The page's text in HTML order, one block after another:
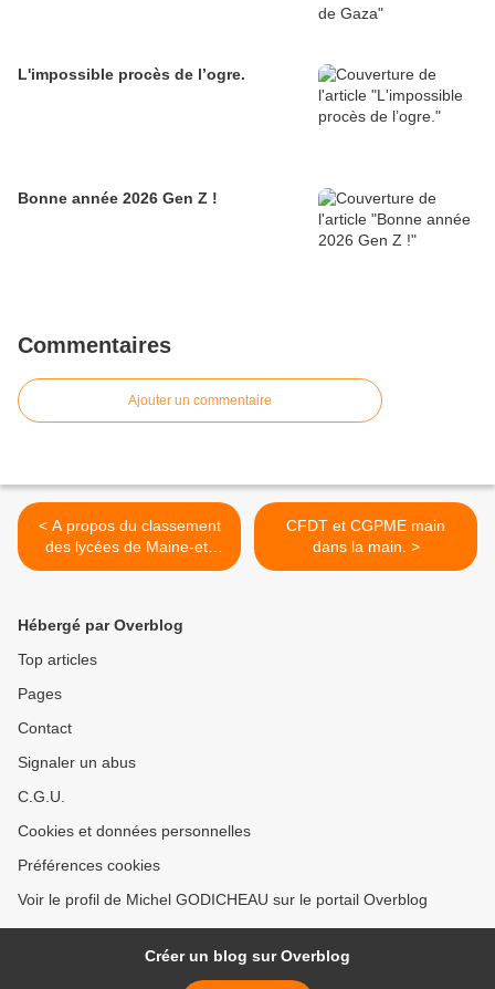
L'impossible procès de l’ogre.
Bonne année 2026 Gen Z !
Commentaires
Ajouter un commentaire
< A propos du classement
des lycées de Maine-et-
Loire.
CFDT et CGPME main
dans la main. >
Hébergé par Overblog
Top articles
Pages
Contact
Signaler un abus
C.G.U.
Cookies et données personnelles
Préférences cookies
Voir le profil de Michel GODICHEAU sur le portail Overblog
Créer un blog sur Overblog